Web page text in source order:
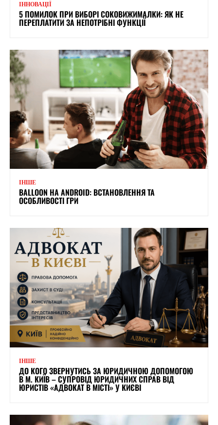
ІННОВАЦІЇ
5 ПОМИЛОК ПРИ ВИБОРІ СОКОВИЖИМАЛКИ: ЯК НЕ
ПЕРЕПЛАТИТИ ЗА НЕПОТРІБНІ ФУНКЦІЇ
ІНШЕ
BALLOON НА ANDROID: ВСТАНОВЛЕННЯ ТА
ОСОБЛИВОСТІ ГРИ
ІНШЕ
ДО КОГО ЗВЕРНУТИСЬ ЗА ЮРИДИЧНОЮ ДОПОМОГОЮ
В М. КИЇВ – СУПРОВІД ЮРИДИЧНИХ СПРАВ ВІД
ЮРИСТІВ «АДВОКАТ В МІСТІ» У КИЄВІ